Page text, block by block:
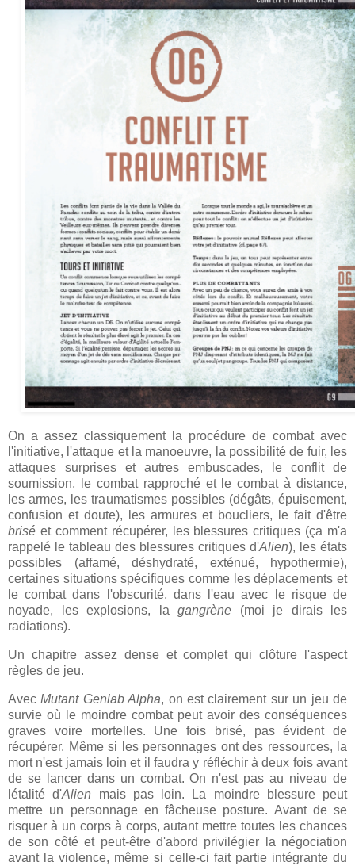
On a assez classiquement la procédure de combat avec
l'initiative, l'attaque et la manoeuvre, la possibilité de fuir, les
attaques surprises et autres embuscades, le conflit de
soumission, le combat rapproché et le combat à distance,
les armes, les traumatismes possibles (dégâts, épuisement,
confusion et doute), les armures et boucliers, le fait d'être
brisé et comment récupérer, les blessures critiques (ça m'a
rappelé le tableau des blessures critiques d'Alien), les états
possibles (affamé, déshydraté, exténué, hypothermie),
certaines situations spécifiques comme les déplacements et
le combat dans l'obscurité, dans l'eau avec le risque de
noyade, les explosions, la gangrène (moi je dirais les
radiations).
Un chapitre assez dense et complet qui clôture l'aspect
règles de jeu.
AvecMutant Genlab Alpha, on est clairement sur un jeu de
survie où le moindre combat peut avoir des conséquences
graves voire mortelles. Une fois brisé, pas évident de
récupérer. Même si les personnages ont des ressources, la
mort n'est jamais loin et il faudra y réfléchir à deux fois avant
de se lancer dans un combat. On n'est pas au niveau de
létalité d'Alien mais pas loin. La moindre blessure peut
mettre un personnage en fâcheuse posture. Avant de se
risquer à un corps à corps, autant mettre toutes les chances
de son côté et peut-être d'abord privilégier la négociation
avant la violence, même si celle-ci fait partie intégrante du